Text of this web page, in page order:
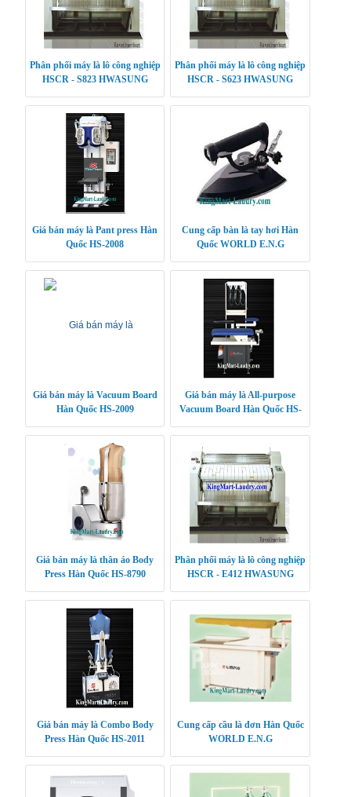
Phân phối máy là lô công nghiệp
HSCR - S823 HWASUNG
Phân phối máy là lô công nghiệp
HSCR - S623 HWASUNG
Giá bán máy là Pant press Hàn
Quốc HS-2008
Cung cấp bàn là tay hơi Hàn
Quốc WORLD E.N.G
Giá bán máy là Vacuum Board
Hàn Quốc HS-2009
Giá bán máy là All-purpose
Vacuum Board Hàn Quốc HS-
Giá bán máy là thân áo Body
Press Hàn Quốc HS-8790
Phân phối máy là lô công nghiệp
HSCR - E412 HWASUNG
Giá bán máy là Combo Body
Press Hàn Quốc HS-2011
Cung cấp cầu là đơn Hàn Quốc
WORLD E.N.G